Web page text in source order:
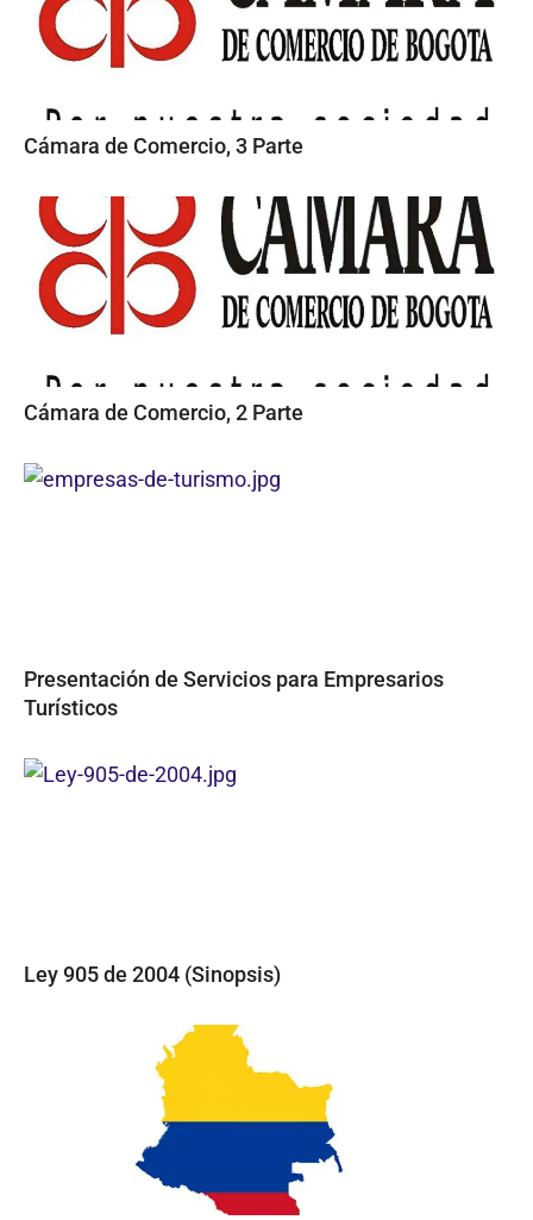
Cámara de Comercio, 3 Parte
Cámara de Comercio, 2 Parte
Presentación de Servicios para Empresarios
Turísticos
Ley 905 de 2004 (Sinopsis)